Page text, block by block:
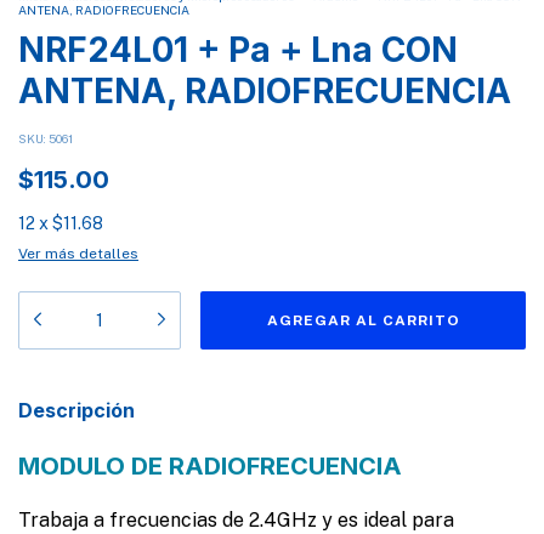
ANTENA, RADIOFRECUENCIA
NRF24L01 + Pa + Lna CON
ANTENA, RADIOFRECUENCIA
SKU: 5061
$115.00
12x$11.68
Ver más detalles
Descripción
MODULO DE RADIOFRECUENCIA
Trabaja a frecuencias de 2.4GHz y es ideal para